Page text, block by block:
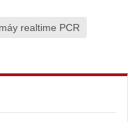
máy realtime PCR